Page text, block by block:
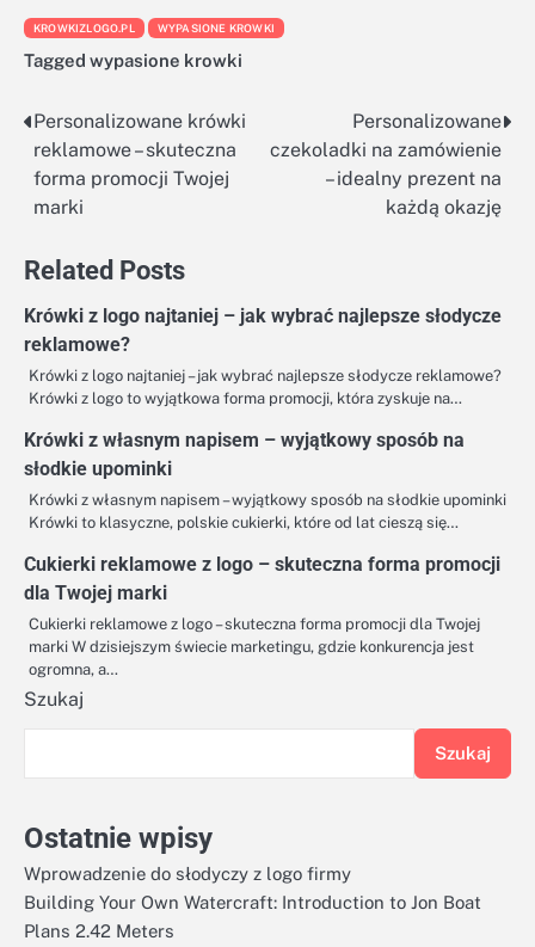
KROWKIZLOGO.PL WYPASIONE KROWKI
Tagged wypasione krowki
Nawigacja
wpisu
Personalizowane krówki
reklamowe – skuteczna
forma promocji Twojej
marki
Personalizowane
czekoladki na zamówienie
– idealny prezent na
każdą okazję
Related Posts
Krówki z logo najtaniej – jak wybrać najlepsze słodycze
reklamowe?
Krówki z logo najtaniej – jak wybrać najlepsze słodycze reklamowe?
Krówki z logo to wyjątkowa forma promocji, która zyskuje na…
Krówki z własnym napisem – wyjątkowy sposób na
słodkie upominki
Krówki z własnym napisem – wyjątkowy sposób na słodkie upominki
Krówki to klasyczne, polskie cukierki, które od lat cieszą się…
Cukierki reklamowe z logo – skuteczna forma promocji
dla Twojej marki
Cukierki reklamowe z logo – skuteczna forma promocji dla Twojej
marki W dzisiejszym świecie marketingu, gdzie konkurencja jest
ogromna, a…
Szukaj
Szukaj
Ostatnie wpisy
Wprowadzenie do słodyczy z logo firmy
Building Your Own Watercraft: Introduction to Jon Boat
Plans 2.42 Meters